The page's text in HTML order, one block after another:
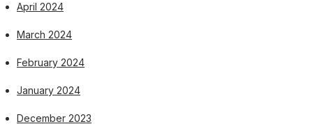
April 2024
March 2024
February 2024
January 2024
December 2023